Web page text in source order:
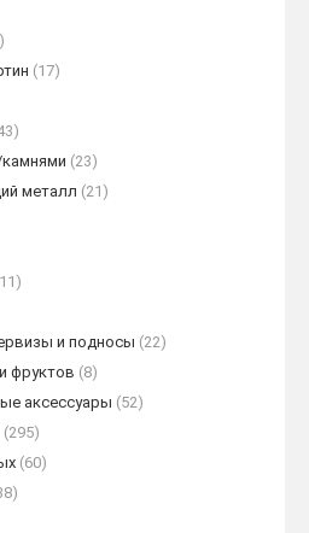
(17)
(23)
металл (21)
и подносы (22)
фруктов (8)
аксессуары (52)
(295)
(60)